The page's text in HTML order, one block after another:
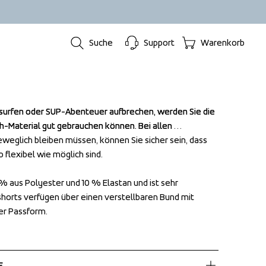
Suche Support Warenkorb
oder SUP-Abenteuer aufbrechen, werden Sie die
Material gut gebrauchen können. Bei allen
bleiben müssen, können Sie sicher sein, dass
flexibel wie möglich sind.
aus Polyester und 10 % Elastan und ist sehr
verfügen über einen verstellbaren Bund mit
Passform.
oder SUP-Abenteuer aufbrechen, werden Sie die
Material gut gebrauchen können. Bei allen
bleiben müssen, können Sie sicher sein, dass
flexibel wie möglich sind.
aus Polyester und 10 % Elastan und ist sehr
verfügen über einen verstellbaren Bund mit
Passform.